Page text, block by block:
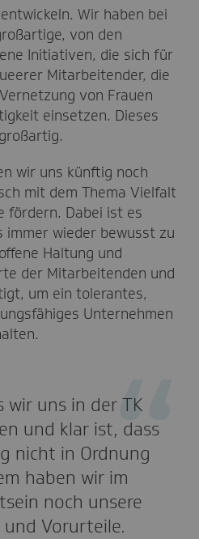
Wir haben bei
von den
Initiativen, die sich für
Mitarbeitender, die
von Frauen
einsetzen. Dieses
wir uns künftig noch
mit dem Thema Vielfalt
fördern. Dabei ist es
immer wieder bewusst zu
Haltung und
der Mitarbeitenden und
um ein tolerantes,
Unternehmen
wir uns in der TK
und klar ist, dass
nicht in Ordnung
haben wir im
noch unsere
Vorurteile.